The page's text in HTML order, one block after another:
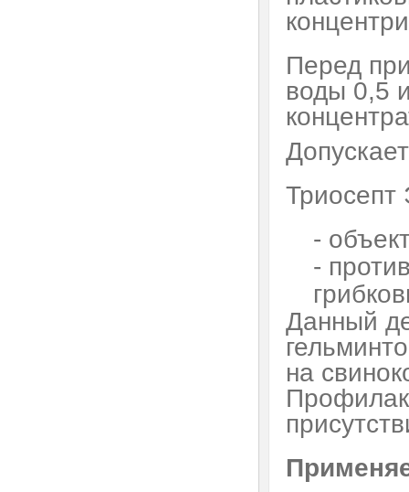
Перед
воды 0,5
Триосепт
-
-
Данный
на